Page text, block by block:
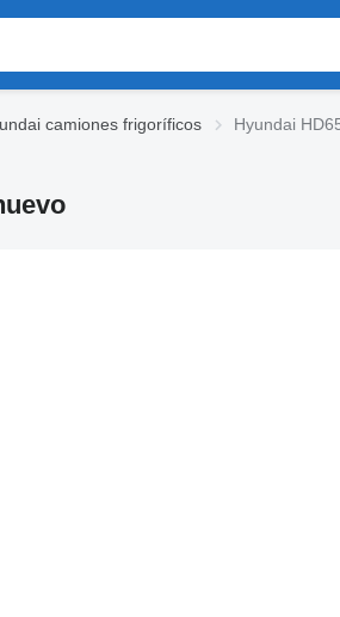
camiones frigoríficos Hyundai